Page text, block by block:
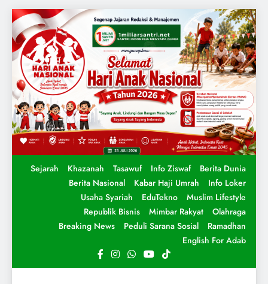
Sejarah Khazanah Tasawuf Info Ziswaf
Berita Dunia
Berita Nasional
Kabar Haji Umrah
Info Loker
Usaha Syariah
EduTekno
Muslim Lifestyle
Republik Bisnis
Mimbar Rakyat
Olahraga
Breaking News
Peduli Sarana Sosial
Ramadhan
English For Adab